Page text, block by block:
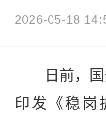
2026-05-18
日前，国
印发《稳岗